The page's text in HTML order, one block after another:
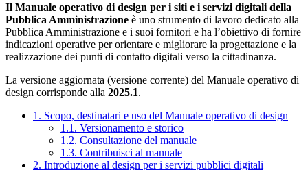
Il Manuale operativo di design per i siti e i servizi digitali della
Pubblica Amministrazione è uno strumento di lavoro dedicato alla
Pubblica Amministrazione e i suoi fornitori e ha l’obiettivo di fornire
indicazioni operative per orientare e migliorare la progettazione e la
realizzazione dei punti di contatto digitali verso la cittadinanza.
La versione aggiornata (versione corrente) del Manuale operativo di
design corrisponde alla 2025.1.
1. Scopo, destinatari e uso del Manuale operativo di design
1.1. Versionamento e storico
1.2. Consultazione del manuale
1.3. Contribuisci al manuale
2. Introduzione al design per i servizi pubblici digitali